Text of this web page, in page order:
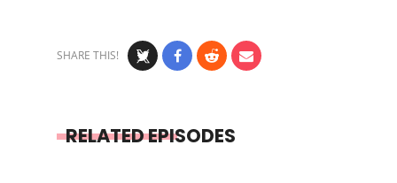
SHARE THIS!
RELATED EPISODES